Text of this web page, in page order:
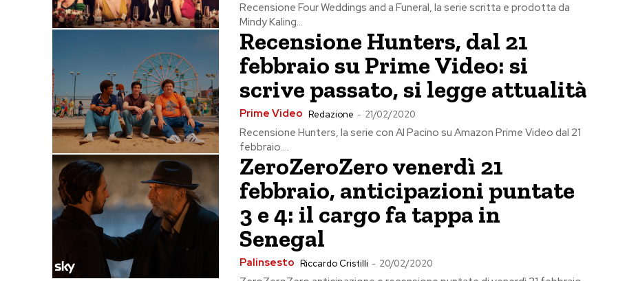
Recensione Four Weddings and a Funeral, la serie scritta e prodotta da
Mindy Kaling...
Recensione Hunters, dal 21
febbraio su Prime Video: si
scrive passato, si legge attualità
Prime Video Redazione - 21/02/2020
Recensione Hunters, la serie con Al Pacino su Amazon Prime Video dal 21
febbraio....
ZeroZeroZero venerdì 21
febbraio, anticipazioni puntate
3 e 4: il cargo fa tappa in
Senegal
Palinsesto Riccardo Cristilli - 20/02/2020